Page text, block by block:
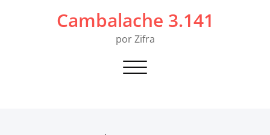
Cambalache 3.141
por Zifra
Alternar navegación